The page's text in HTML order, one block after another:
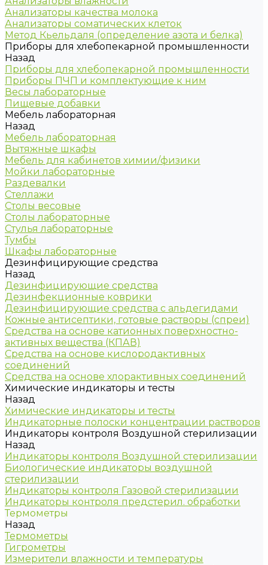
Анализаторы качества молока
Анализаторы соматических клеток
Метод Кьельдаля (определение азота и белка)
Приборы для хлебопекарной промышленности
Назад
Приборы для хлебопекарной промышленности
Приборы ПЧП и комплектующие к ним
Весы лабораторные
Пищевые добавки
Мебель лабораторная
Назад
Мебель лабораторная
Вытяжные шкафы
Мебель для кабинетов химии/физики
Мойки лабораторные
Раздевалки
Стеллажи
Столы весовые
Столы лабораторные
Стулья лабораторные
Тумбы
Шкафы лабораторные
Дезинфицирующие средства
Назад
Дезинфицирующие средства
Дезинфекционные коврики
Дезинфицирующие средства с альдегидами
Кожные антисептики, готовые растворы (спреи)
Средства на основе катионных поверхностно-
активных вещества (КПАВ)
Средства на основе кислородактивных
соединений
Средства на основе хлорактивных соединений
Химические индикаторы и тесты
Назад
Химические индикаторы и тесты
Индикаторные полоски концентрации растворов
Индикаторы контроля Воздушной стерилизации
Назад
Индикаторы контроля Воздушной стерилизации
Биологические индикаторы воздушной
стерилизации
Индикаторы контроля Газовой стерилизации
Индикаторы контроля предстерил. обработки
Термометры
Назад
Термометры
Гигрометры
Измерители влажности и температуры